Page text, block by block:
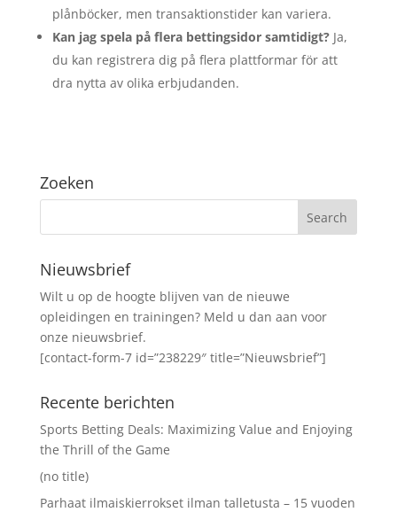
plånböcker, men transaktionstider kan variera.
Kan jag spela på flera bettingsidor samtidigt?Ja,
du kan registrera dig på flera plattformar för att
dra nytta av olika erbjudanden.
Zoeken
Nieuwsbrief
Wilt u op de hoogte blijven van de nieuwe
opleidingen en trainingen? Meld u dan aan voor
onze nieuwsbrief.
[contact-form-7 id=”238229″ title=”Nieuwsbrief”]
Recente berichten
Sports Betting Deals: Maximizing Value and Enjoying
the Thrill of the Game
(no title)
Parhaat ilmaiskierrokset ilman talletusta – 15 vuoden